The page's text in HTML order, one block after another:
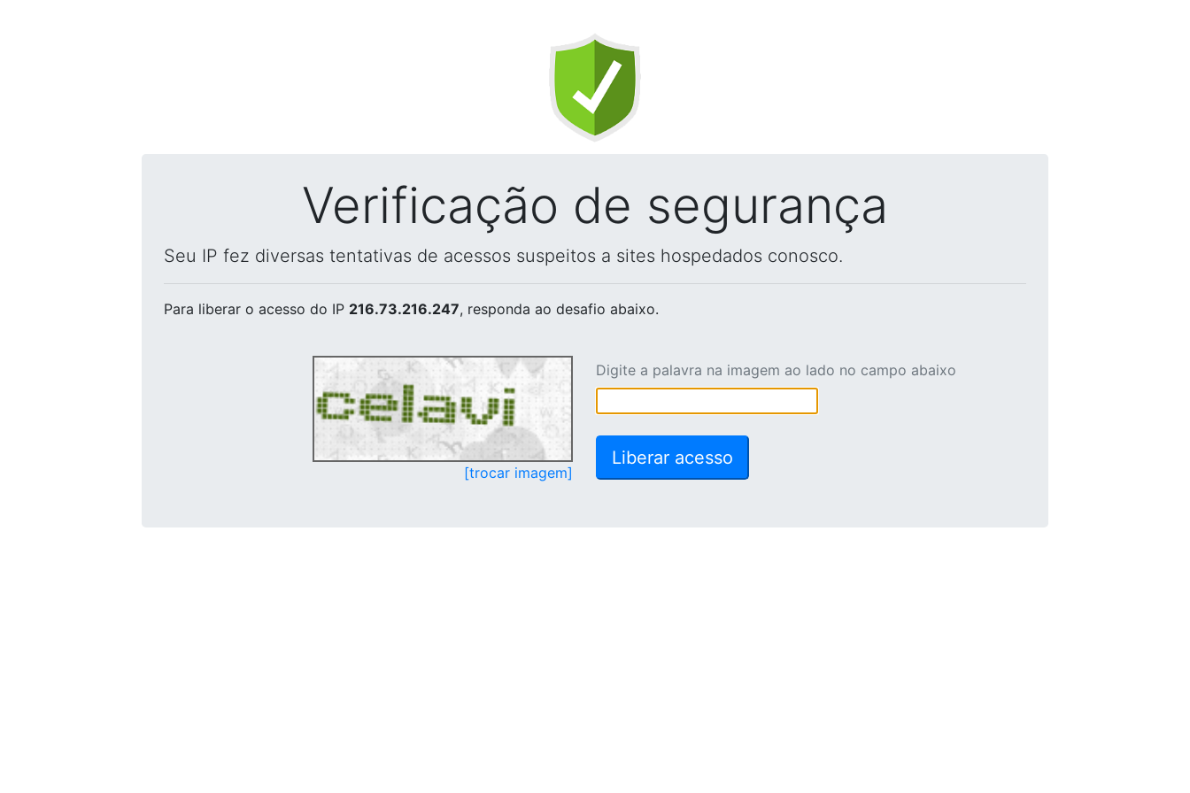
Verificação de segurança
Seu IP fez diversas tentativas de acessos suspeitos a sites hospedados conosco.
Para liberar o acesso do IP 216.73.216.247, responda ao desafio abaixo.
[trocar imagem]
Digite a palavra na imagem ao lado no campo abaixo